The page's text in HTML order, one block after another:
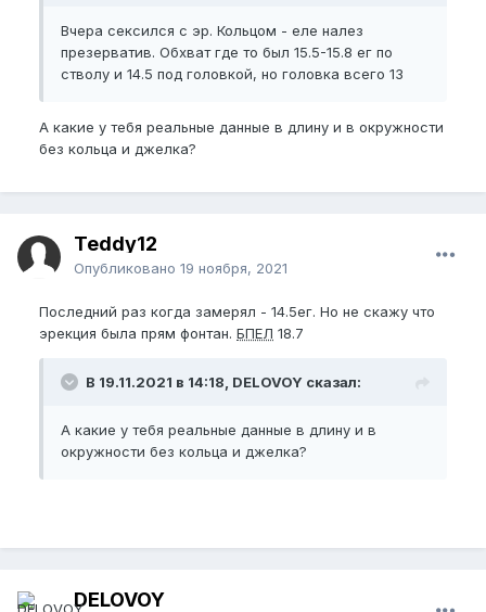
Вчера сексился с эр. Кольцом - еле налез
презерватив. Обхват где то был 15.5-15.8 ег по
стволу и 14.5 под головкой, но головка всего 13
А какие у тебя реальные данные в длину и в окружности
без кольца и джелка?
Teddy12
Опубликовано 19 ноября, 2021
Последний раз когда замерял - 14.5ег. Но не скажу что
эрекция была прям фонтан. БПЕЛ 18.7
В 19.11.2021 в 14:18, DELOVOY сказал:
А какие у тебя реальные данные в длину и в
окружности без кольца и джелка?
DELOVOY